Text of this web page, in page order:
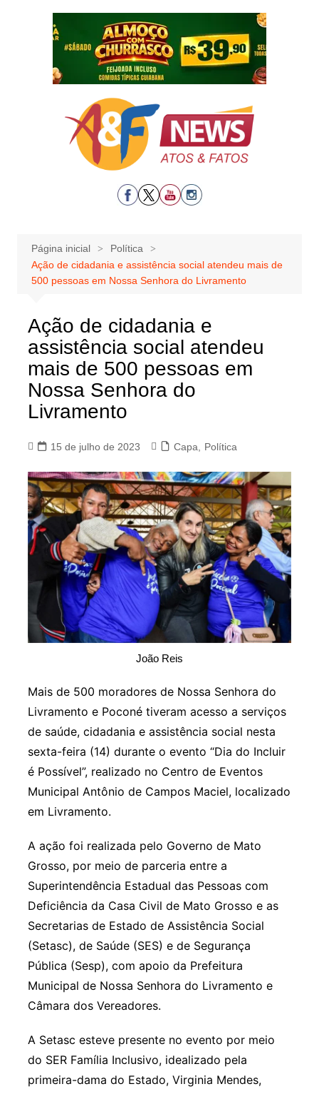
Página inicial
Política
Ação de cidadania e assistência social atendeu mais de
500 pessoas em Nossa Senhora do Livramento
Ação de cidadania e
assistência social atendeu
mais de 500 pessoas em
Nossa Senhora do
Livramento
15 de julho de 2023 Capa Política
João Reis
Mais de 500 moradores de Nossa Senhora do
Livramento e Poconé tiveram acesso a serviços
de saúde, cidadania e assistência social nesta
sexta-feira (14) durante o evento “Dia do Incluir
é Possível”, realizado no Centro de Eventos
Municipal Antônio de Campos Maciel, localizado
em Livramento.
A ação foi realizada pelo Governo de Mato
Grosso, por meio de parceria entre a
Superintendência Estadual das Pessoas com
Deficiência da Casa Civil de Mato Grosso e as
Secretarias de Estado de Assistência Social
(Setasc), de Saúde (SES) e de Segurança
Pública (Sesp), com apoio da Prefeitura
Municipal de Nossa Senhora do Livramento e
Câmara dos Vereadores.
A Setasc esteve presente no evento por meio
do SER Família Inclusivo, idealizado pela
primeira-dama do Estado, Virginia Mendes,